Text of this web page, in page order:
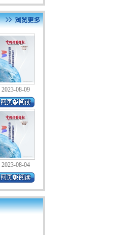
2023-08-09
2023-08-04